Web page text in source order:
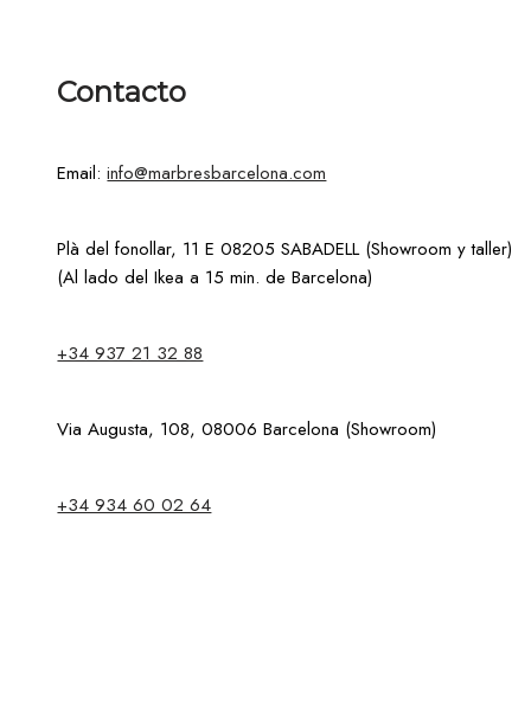
Contacto
Email:info@marbresbarcelona.com
Plà del fonollar, 11 E 08205 SABADELL (Showroom y taller)
(Al lado del Ikea a 15 min. de Barcelona)
+34 937 21 32 88
Via Augusta, 108, 08006 Barcelona (Showroom)
+34 934 60 02 64